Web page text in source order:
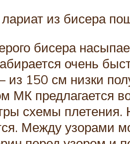
из бисера
бисера
очень
из 150 см низки
МК предлагается
схемы плетения.
Между узорами